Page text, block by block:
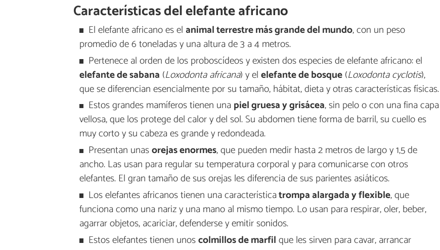
Características del elefante africano
El elefante africano es elanimal terrestre más grande del mundo, con un peso
promedio de 6 toneladas y una altura de 3 a 4 metros.
Pertenece al orden de los proboscídeos y existen dos especies de elefante africano: el
elefante de sabana (Loxodonta africana) y elelefante de bosque(Loxodonta cyclotis),
que se diferencian esencialmente por su tamaño, hábitat, dieta y otras características físicas.
Estos grandes mamíferos tienen una piel gruesa y grisácea, sin pelo o con una fina capa
vellosa, que los protege del calor y del sol. Su abdomen tiene forma de barril, su cuello es
muy corto y su cabeza es grande y redondeada.
Presentan unasorejas enormes, que pueden medir hasta 2 metros de largo y 1,5 de
ancho. Las usan para regular su temperatura corporal y para comunicarse con otros
elefantes. El gran tamaño de sus orejas les diferencia de sus parientes asiáticos.
Los elefantes africanos tienen una característicatrompa alargada y flexible, que
funciona como una nariz y una mano al mismo tiempo. Lo usan para respirar, oler, beber,
agarrar objetos, acariciar, defenderse y emitir sonidos.
Estos elefantes tienen unoscolmillos de marfilque les sirven para cavar, arrancar